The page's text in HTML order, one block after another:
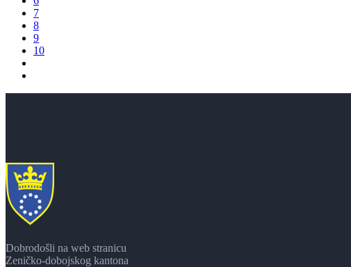
7
8
9
10
Dobrodošli na web stranicu
Zeničko-dobojskog kantona